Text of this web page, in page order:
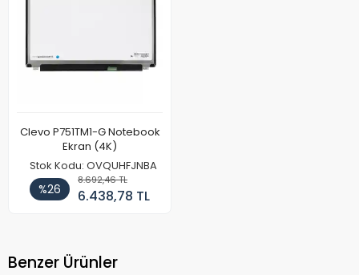
Clevo P751TM1-G Notebook
Ekran (4K)
Stok Kodu: OVQUHFJNBA
%26
8.692,46 TL
6.438,78 TL
Benzer Ürünler